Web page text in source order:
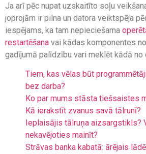
Ja arī pēc nupat uzskaitīto soļu
joprojām ir pilna un datora veiktspēja
iespējams, ka tam nepieciešama
restartēšana vai kādas komponentes
gadījumā palīdzību vari meklēt kādā no
Tiem, kas vēlas būt
bez darba?
Ko par mums stāsta tiešsaistes
Kā ierakstīt zvanus savā tālrunī?
Ieplaisājis tālruņa aizsargstikls?
nekavējoties mainīt?
Strāvas banka kabatā: ārējais